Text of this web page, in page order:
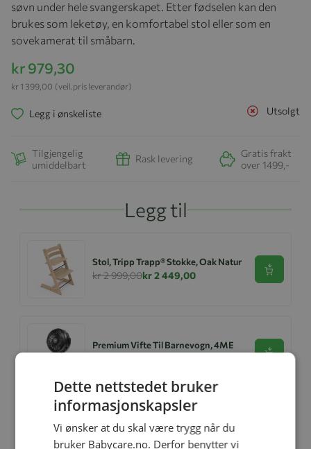
søvn under hele svangerskapet. Etter fødselen kan den
brukes som leketøy, en komfortabel stol eller som en
sovekamerat til småbarn.
kr 979,30
(veil.pris leverandør)
kr 1 399,00
Utsolgt
Legg i ønskeliste
Tilgjengelig
umiddelbart
Rask levering
Gratis frakt
over 1499,-
Legg til
Stol, Tripp Trapp® Stokke, Oak Natur
kr 2 999,00kr 2 449,00 Se
Premium Vifte Til Barnevogn, 4ME
Se
Fryseform og stekeform, Milla&Max,
Silikon, Ether
Dette nettstedet bruker
informasjonskapsler
Vi ønsker at du skal være trygg når du
bruker Babycare.no. Derfor benytter vi